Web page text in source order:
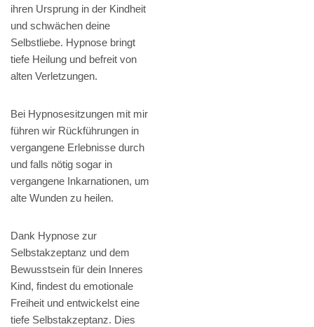
ihren Ursprung in der Kindheit
und schwächen deine
Selbstliebe. Hypnose bringt
tiefe Heilung und befreit von
alten Verletzungen.
Bei Hypnosesitzungen mit mir
führen wir Rückführungen in
vergangene Erlebnisse durch
und falls nötig sogar in
vergangene Inkarnationen, um
alte Wunden zu heilen.
Dank Hypnose zur
Selbstakzeptanz und dem
Bewusstsein für dein Inneres
Kind, findest du emotionale
Freiheit und entwickelst eine
tiefe Selbstakzeptanz. Dies